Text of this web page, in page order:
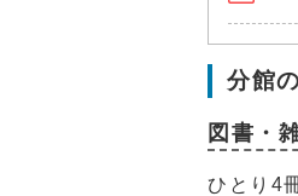
分館
図書・
ひとり4